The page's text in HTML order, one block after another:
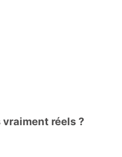
réels ?